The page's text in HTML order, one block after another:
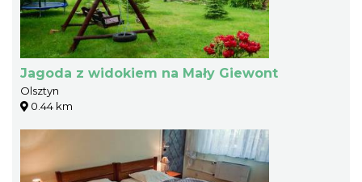
Jagoda z widokiem na Mały Giewont
Olsztyn
0.44 km